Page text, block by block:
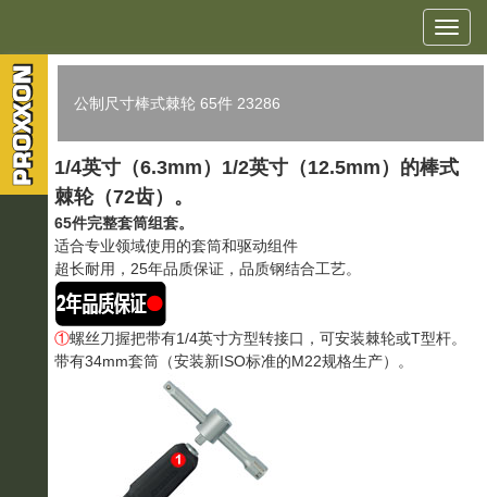
公制尺寸棒式棘轮 65件 23286
1/4英寸（6.3mm）1/2英寸（12.5mm）的棒式
棘轮（72齿）。
65件完整套筒组套。
适合专业领域使用的套筒和驱动组件
超长耐用，25年品质保证，品质钢结合工艺。
①螺丝刀握把带有1/4英寸方型转接口，可安装棘轮或T型杆。
带有34mm套筒（安装新ISO标准的M22规格生产）。